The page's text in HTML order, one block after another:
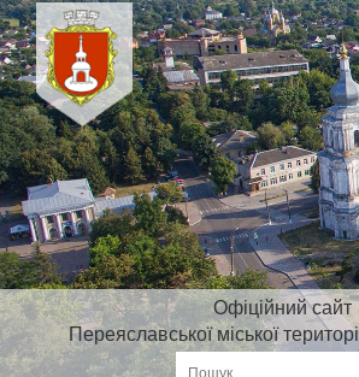
Офіційний сайт
Переяславської міської